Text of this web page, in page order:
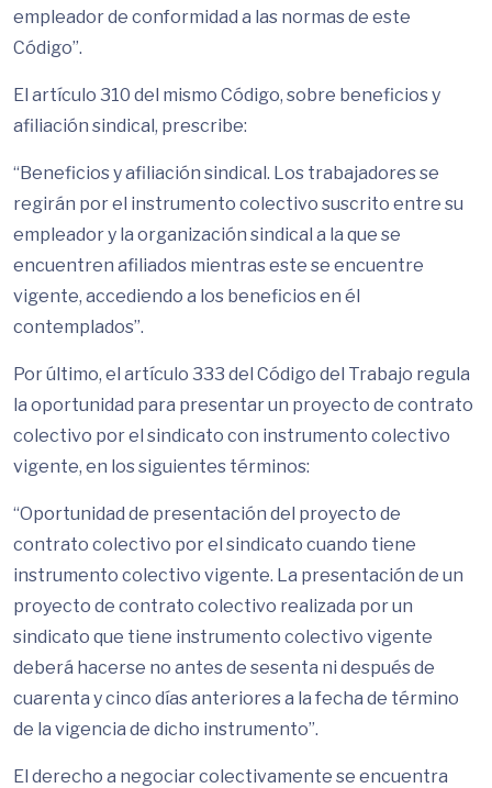
empleador de conformidad a las normas de este
Código”.
El artículo 310 del mismo Código, sobre beneficios y
afiliación sindical, prescribe:
“Beneficios y afiliación sindical. Los trabajadores se
regirán por el instrumento colectivo suscrito entre su
empleador y la organización sindical a la que se
encuentren afiliados mientras este se encuentre
vigente, accediendo a los beneficios en él
contemplados”.
Por último, el artículo 333 del Código del Trabajo regula
la oportunidad para presentar un proyecto de contrato
colectivo por el sindicato con instrumento colectivo
vigente, en los siguientes términos:
“Oportunidad de presentación del proyecto de
contrato colectivo por el sindicato cuando tiene
instrumento colectivo vigente. La presentación de un
proyecto de contrato colectivo realizada por un
sindicato que tiene instrumento colectivo vigente
deberá hacerse no antes de sesenta ni después de
cuarenta y cinco días anteriores a la fecha de término
de la vigencia de dicho instrumento”.
El derecho a negociar colectivamente se encuentra